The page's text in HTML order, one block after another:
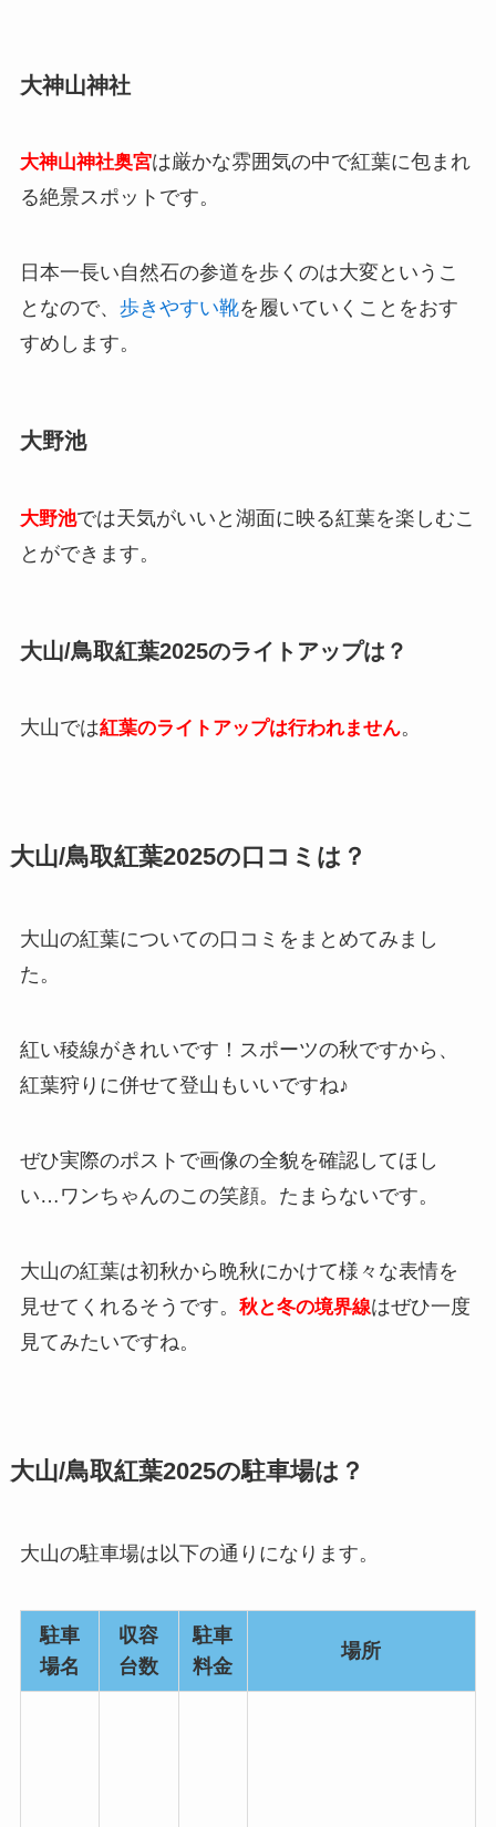
大神山神社
大神山神社奥宮は厳かな雰囲気の中で紅葉に包まれ
る絶景スポットです。
日本一長い自然石の参道を歩くのは大変というこ
となので、 歩きやすい靴を履いていくことをおす
すめします。
大野池
大野池では天気がいいと湖面に映る紅葉を楽しむこ
とができます。
大山/鳥取紅葉2025のライトアップは？
大山では紅葉のライトアップは行われません。
大山/鳥取紅葉2025の口コミは？
大山の紅葉についての口コミをまとめてみまし
た。
紅い稜線がきれいです！スポーツの秋ですから、
紅葉狩りに併せて登山もいいですね♪
ぜひ実際のポストで画像の全貌を確認してほし
い…ワンちゃんのこの笑顔。たまらないです。
大山の紅葉は初秋から晩秋にかけて様々な表情を
見せてくれるそうです。 秋と冬の境界線はぜひ一度
見てみたいですね。
大山/鳥取紅葉2025の駐車場は？
大山の駐車場は以下の通りになります。
駐車
場名
収容
台数
駐車
料金
場所